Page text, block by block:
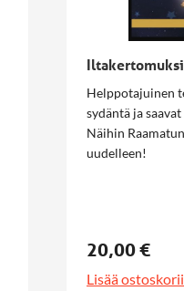
Helppotajuinen
sydäntä ja
Näihin
uudelleen!
20,00 €
Lisää